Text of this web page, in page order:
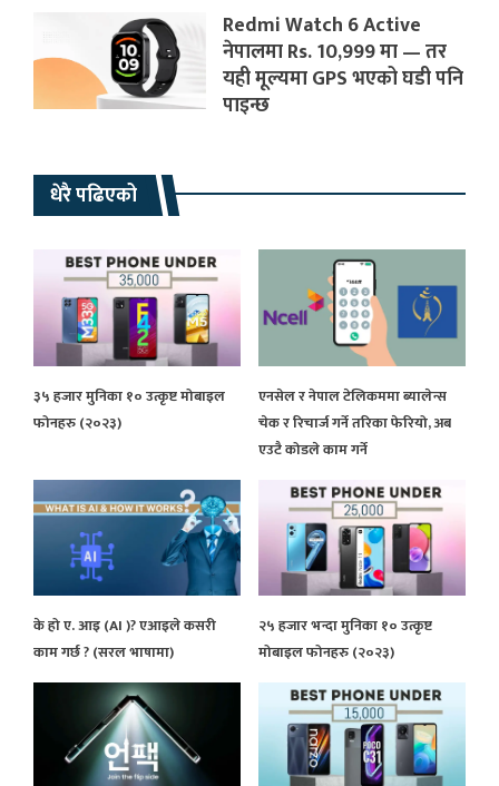
Redmi Watch 6 Active
नेपालमा Rs. 10,999 मा — तर
यही मूल्यमा GPS भएको घडी पनि
पाइन्छ
धेरै पढिएको
३५ हजार मुनिका १० उत्कृष्ट मोबाइल
फोनहरु (२०२३)
एनसेल र नेपाल टेलिकममा ब्यालेन्स
चेक र रिचार्ज गर्ने तरिका फेरियो, अब
एउटै कोडले काम गर्ने
के हो ए. आइ (AI )? एआइले कसरी
काम गर्छ ? (सरल भाषामा)
२५ हजार भन्दा मुनिका १० उत्कृष्ट
मोबाइल फोनहरु (२०२३)